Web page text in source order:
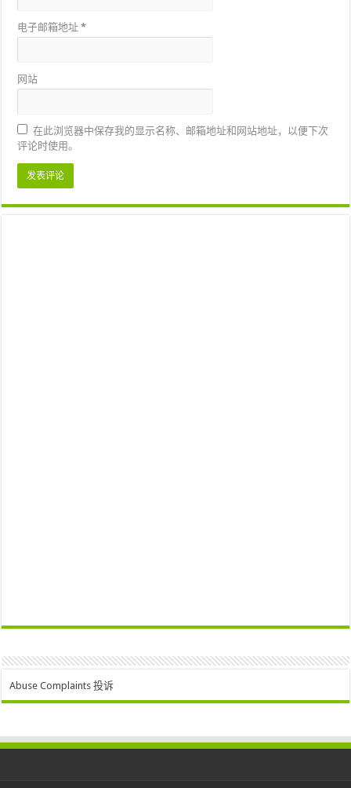
电子邮箱地址*
网站
在此浏览器中保存我的显示名称、邮箱地址和网站地址，以便下次
评论时使用。
Abuse Complaints 投诉